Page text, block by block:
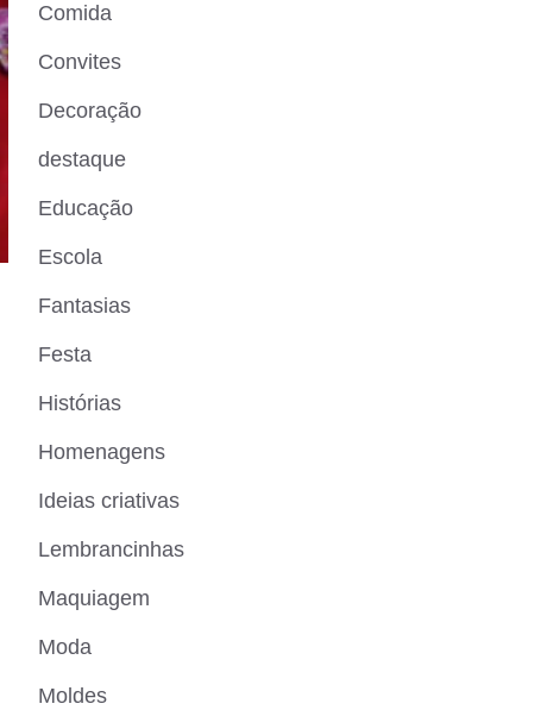
Comida
Convites
Decoração
destaque
Educação
Escola
Fantasias
Festa
Histórias
Homenagens
Ideias criativas
Lembrancinhas
Maquiagem
Moda
Moldes